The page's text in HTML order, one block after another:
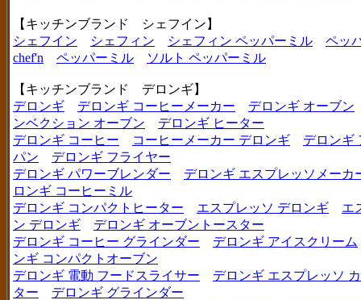
【キッチンブランド シェフイン】
シェフイン
シェフィン シェフィン ペッパーミル
ペッ
chef'n
ペッパーミル ソルト ペッパーミル
【キッチンブランド デロンギ】
デロンギ
デロンギ コーヒーメーカー
デロンギ オーブン
ンベクション オーブン
デロンギ ヒーター
デロンギ コーヒー
コーヒーメーカー デロンギ
デロンギ
パン
デロンギ フライヤー
デロンギ パワーブレンダー
デロンギ エスプレッソメーカ
ロンギ コーヒーミル
デロンギ コンパクトヒーター
エスプレッソ デロンギ
エ
ン デロンギ
デロンギ オーブントースター
デロンギ コーヒー グラインダー
デロンギ アイスクリーム
ンギ コンパクトオーブン
デロンギ 電動 フードスライサー
デロンギ エスプレッソ
ター
デロンギ グラインダー